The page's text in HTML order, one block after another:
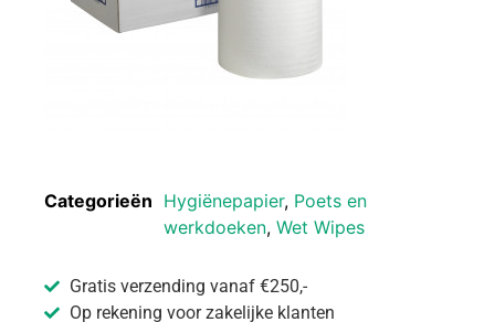
Categorieën Hygiënepapier, Poets en
werkdoeken, Wet Wipes
Gratis verzending vanaf €250,-
Op rekening voor zakelijke klanten